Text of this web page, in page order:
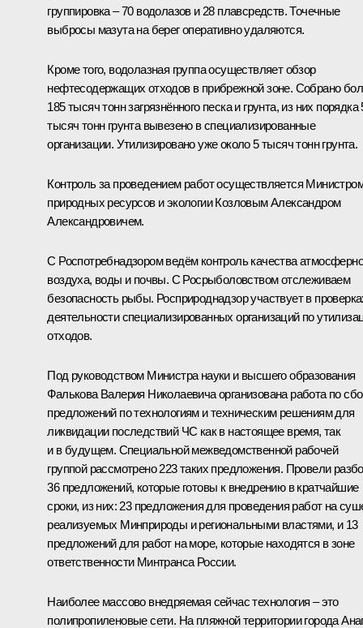
группировка – 70 водолазов и 28 плавсредств. Точечные
выбросы мазута на берег оперативно удаляются.
Кроме того, водолазная группа осуществляет обзор
нефтесодержащих отходов в прибрежной зоне. Собрано
185 тысяч тонн загрязнённого песка и грунта, из них порядка
тысяч тонн грунта вывезено в специализированные
организации. Утилизировано уже около 5 тысяч тонн грунта.
Контроль за проведением работ осуществляется
природных ресурсов и экологии Козловым Александром
Александровичем.
С Роспотребнадзором ведём контроль качества
воздуха, воды и почвы. С Росрыболовством отслеживаем
безопасность рыбы. Росприроднадзор участвует в
деятельности специализированных организаций по
отходов.
Под руководством Министра науки и высшего образования
Фалькова Валерия Николаевича организована работа по
предложений по технологиям и техническим решениям для
ликвидации последствий ЧС как в настоящее время, так
и в будущем. Специальной межведомственной рабочей
группой рассмотрено 223 таких предложения. Провели
36 предложений, которые готовы к внедрению в кратчайшие
сроки, из них: 23 предложения для проведения работ на
реализуемых Минприроды и региональными властями, и 13
предложений для работ на море, которые находятся в зоне
ответственности Минтранса России.
Наиболее массово внедряемая сейчас технология – это
полипропиленовые сети. На пляжной территории города